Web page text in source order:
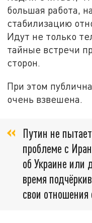
большая работа,
стабилизацию
Идут не только
тайные встречи
сторон.
При этом
очень взвешена.
Путин не
проблеме с
об Украине или
время
свои отношения